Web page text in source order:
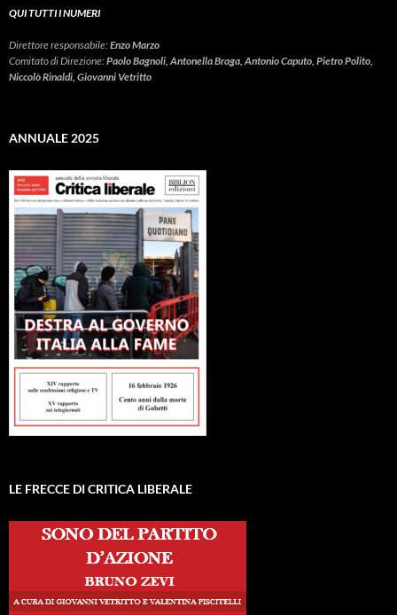
QUI TUTTI I NUMERI
Direttore responsabile:Enzo Marzo
Comitato di Direzione:Paolo Bagnoli, Antonella Braga, Antonio Caputo, Pietro Polito,
Niccolò Rinaldi, Giovanni Vetritto
ANNUALE 2025
LE FRECCE DI CRITICA LIBERALE